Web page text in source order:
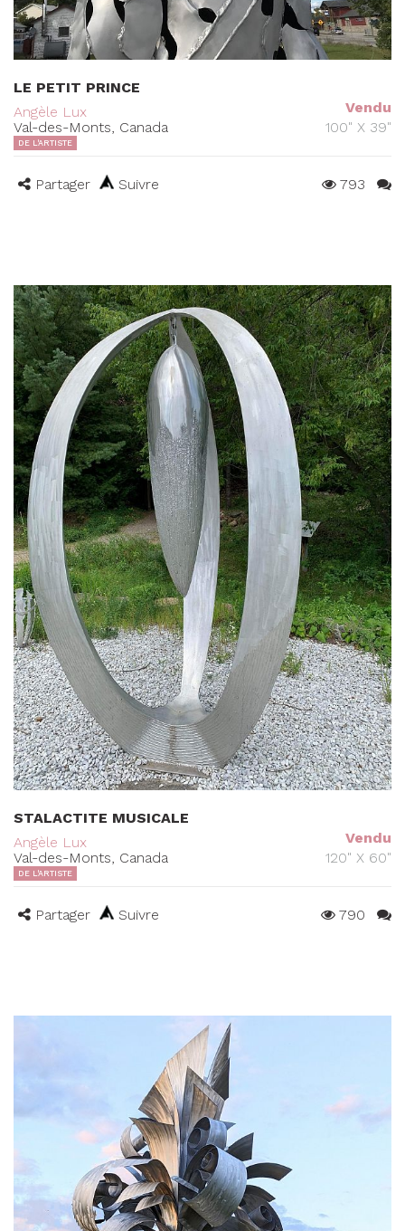
LE PETIT PRINCE
Angèle Lux
Val-des-Monts, Canada
Vendu
100" X 39"
DE L'ARTISTE
Partager Suivre 793
STALACTITE MUSICALE
Angèle Lux
Val-des-Monts, Canada
Vendu
120" X 60"
DE L'ARTISTE
Partager Suivre 790